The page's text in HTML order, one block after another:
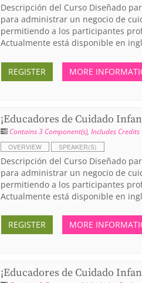
Descripción del Curso Diseñado
para administrar un negocio de
permitiendo a los participantes
Actualmente está disponible en
REGISTER MORE
¡Educadores de Cuidado
Contains 3 Component(s), Includes Credits
OVERVIEW SPEAKER(S)
Descripción del Curso Diseñado
para administrar un negocio de
permitiendo a los participantes
Actualmente está disponible en
REGISTER MORE
¡Educadores de Cuidado